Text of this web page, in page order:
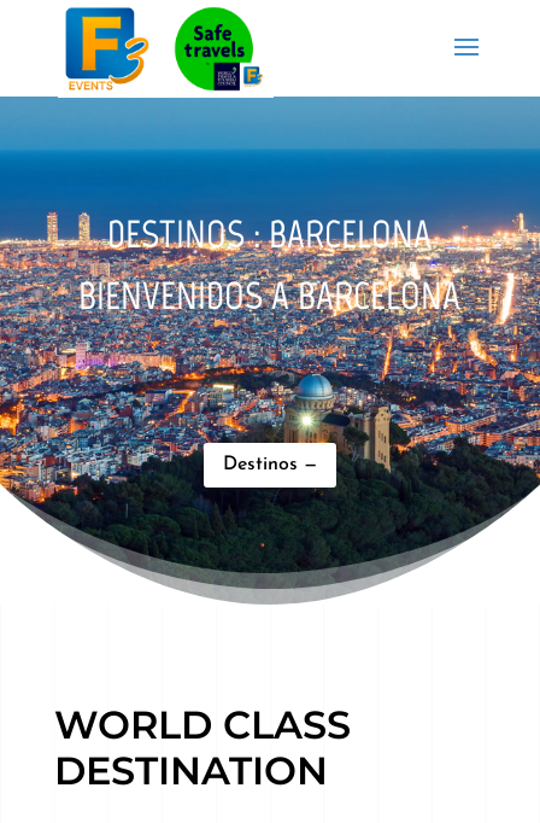
DESTINOS : BARCELONA
BIENVENIDOS A BARCELONA
Destinos —
WORLD CLASS
DESTINATION